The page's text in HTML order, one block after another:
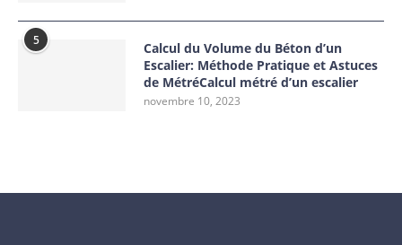
5
Calcul du Volume du Béton d’un
Escalier: Méthode Pratique et Astuces
de MétréCalcul métré d’un escalier
novembre 10, 2023